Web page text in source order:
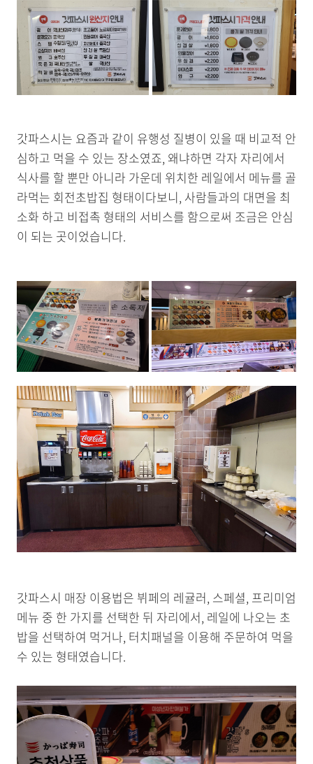
갓파스시는 요즘과 같이 유행성 질병이 있을 때 비교적 안
심하고 먹을 수 있는 장소였죠, 왜냐하면 각자 자리에서
식사를 할 뿐만 아니라 가운데 위치한 레일에서 메뉴를 골
라먹는 회전초밥집 형태이다보니, 사람들과의 대면을 최
소화 하고 비접촉 형태의 서비스를 함으로써 조금은 안심
이 되는 곳이었습니다.
갓파스시 매장 이용법은 뷔페의 레귤러, 스페셜, 프리미엄
메뉴 중 한 가지를 선택한 뒤 자리에서, 레일에 나오는 초
밥을 선택하여 먹거나, 터치패널을 이용해 주문하여 먹을
수 있는 형태였습니다.